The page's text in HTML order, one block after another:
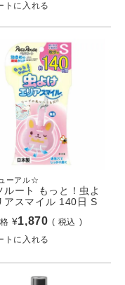
トに入れる
ーアル☆
ルート もっと！虫よ
アスマイル 140日 S
¥1,870
税込
トに入れる